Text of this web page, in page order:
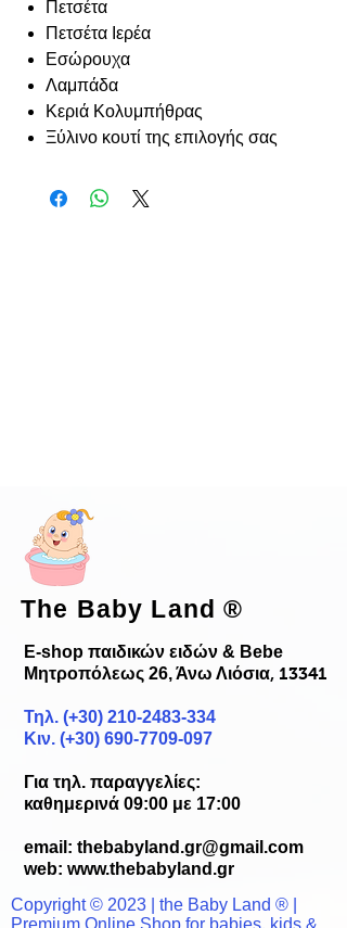
Πετσέτα
Πετσέτα Ιερέα
Εσώρουχα
Λαμπάδα
Κεριά Κολυμπήθρας
Ξύλινο κουτί της επιλογής σας
The Baby Land®
E-shop παιδικών ειδών & Bebe
Μητροπόλεως 26, Άνω Λιόσια, 13341
Τηλ. (+30) 210-2483-334
Κιν. (+30) 690-7709-097
Για τηλ. παραγγελίες:
καθημερινά 09:00 με 17:00
email: thebabyland.gr@gmail.com
web: www.thebabyland.gr
Copyright © 2023 | the Baby Land ® |
Premium Online Shop for babies, kids &